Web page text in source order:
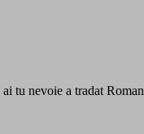
tu nevoie a tradat